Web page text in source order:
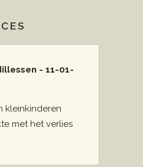
- 11-01-
kleinkinderen
met het verlies